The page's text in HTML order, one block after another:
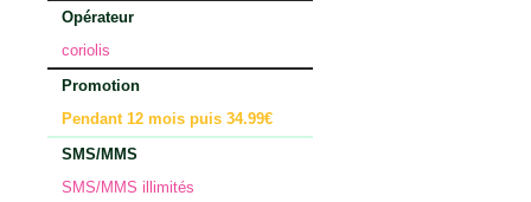
Opérateur
coriolis
Promotion
Pendant 12 mois puis 34.99€
SMS/MMS
SMS/MMS illimités